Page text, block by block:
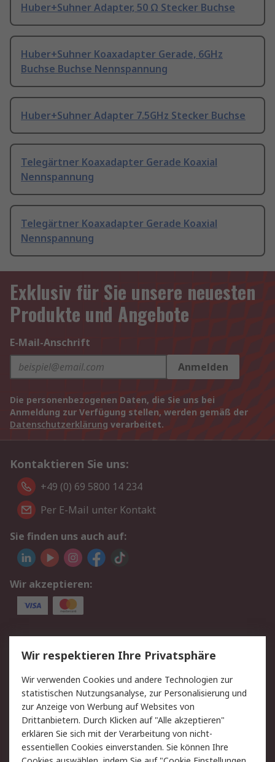
Huber+Suhner Adapter, 50 Ω Stecker Buchse
Huber+Suhner Koaxadapter Gerade, 6GHz
Buchse Buchse Nennspannung
Huber+Suhner Adapter 7.5GHz Stecker Buchse
Telegärtner Koaxadapter Gerade Koaxial
Nennspannung
Telegärtner Koaxadapter Gerade Koaxial
Nennspannung
Exklusiv für Sie unsere neuesten
Produkte und Angebote
E-Mail-Anschrift
Anmelden
Die personenbezogenen Daten, die Sie uns bei
Anmeldung zur Verfügung stellen, werden gemäß der
Datenschutzerklärung verarbeitet.
Kontaktieren Sie uns:
+49 (0) 69 5800 14 234
Per E-Mail unter Kontakt
Sie finden uns auch auf:
Wir akzeptieren:
Service
Value Added Services
Lieferlösungen
Rücksendungen
Kontakt
Hilfe
Privatkunden
Rechtliches
AGB Datenschutz
Wir respektieren Ihre Privatsphäre
Wir verwenden Cookies und andere Technologien zur
statistischen Nutzungsanalyse, zur Personalisierung und
zur Anzeige von Werbung auf Websites von
Drittanbietern. Durch Klicken auf "Alle akzeptieren"
erklären Sie sich mit der Verarbeitung von nicht-
essentiellen Cookies einverstanden. Sie können Ihre